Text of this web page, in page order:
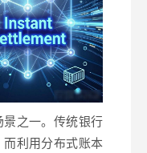
之一。传统银行
利用分布式账本